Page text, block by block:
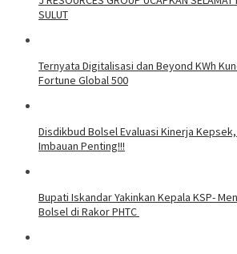
SULUT
Ternyata Digitalisasi dan Beyond KWh
Fortune Global 500
Disdikbud Bolsel Evaluasi Kinerja
Imbauan Penting!!!
Bupati Iskandar Yakinkan Kepala KSP-
Bolsel di Rakor PHTC